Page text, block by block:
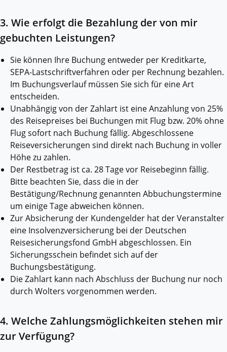
3. Wie erfolgt die Bezahlung der von mir
gebuchten Leistungen?
Sie können Ihre Buchung entweder per Kreditkarte,
SEPA-Lastschriftverfahren oder per Rechnung bezahlen.
Im Buchungsverlauf müssen Sie sich für eine Art
entscheiden.
Unabhängig von der Zahlart ist eine Anzahlung von 25%
des Reisepreises bei Buchungen mit Flug bzw. 20% ohne
Flug sofort nach Buchung fällig. Abgeschlossene
Reiseversicherungen sind direkt nach Buchung in voller
Höhe zu zahlen.
Der Restbetrag ist ca. 28 Tage vor Reisebeginn fällig.
Bitte beachten Sie, dass die in der
Bestätigung/Rechnung genannten Abbuchungstermine
um einige Tage abweichen können.
Zur Absicherung der Kundengelder hat der Veranstalter
eine Insolvenzversicherung bei der Deutschen
Reisesicherungsfond GmbH abgeschlossen. Ein
Sicherungsschein befindet sich auf der
Buchungsbestätigung.
Die Zahlart kann nach Abschluss der Buchung nur noch
durch Wolters vorgenommen werden.
4. Welche Zahlungsmöglichkeiten stehen mir
zur Verfügung?